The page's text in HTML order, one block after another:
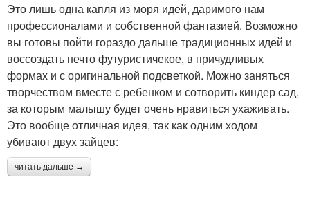
Это лишь одна капля из моря идей, даримого нам
профессионалами и собственной фантазией. Возможно
вы готовы пойти гораздо дальше традиционных идей и
воссоздать нечто футуристичекое, в причудливых
формах и с оригинальной подсветкой. Можно заняться
творчеством вместе с ребенком и сотворить киндер сад,
за которым малышу будет очень нравиться ухаживать.
Это вообще отличная идея, так как одним ходом
убивают двух зайцев:
читать дальше →